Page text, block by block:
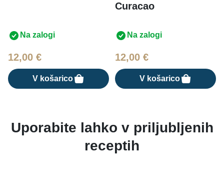
Na zalogi
12,00 €
V košarico
Curacao
Na zalogi
12,00 €
V košarico
Uporabite lahko v priljubljenih
receptih